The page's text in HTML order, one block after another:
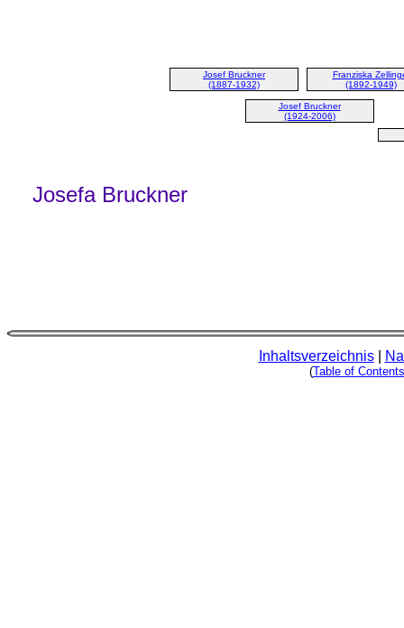
Josef Bruckner
(1887-1932)
Franziska
(1892-1949)
Josef Bruckner
(1924-2006)
Josefa Bruckner
Inhaltsverzeichnis|
(Table of Contents